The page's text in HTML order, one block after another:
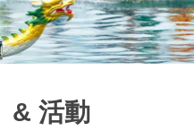
& 活動